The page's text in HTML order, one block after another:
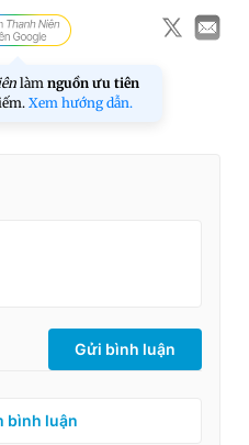
làm nguồn ưu tiên
Xem hướng dẫn.
Gửi bình luận
bình luận